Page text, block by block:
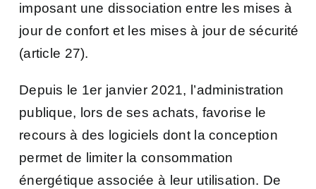
imposant une dissociation entre les mises à
jour de confort et les mises à jour de sécurité
(article 27).
Depuis le 1er janvier 2021, l’administration
publique, lors de ses achats, favorise le
recours à des logiciels dont la conception
permet de limiter la consommation
énergétique associée à leur utilisation. De